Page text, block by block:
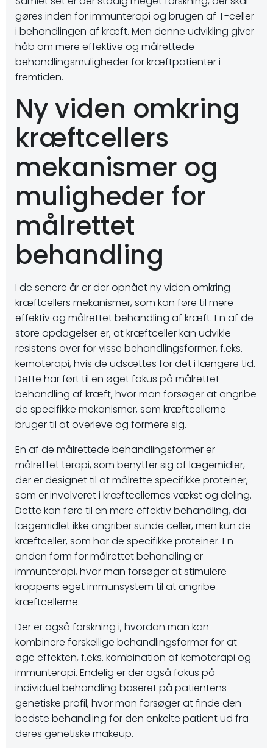
gøres inden for immunterapi og brugen af T-celler
i behandlingen af kræft. Men denne udvikling giver
håb om mere effektive og målrettede
behandlingsmuligheder for kræftpatienter i
fremtiden.
Ny viden omkring
kræftcellers
mekanismer og
muligheder for
målrettet
behandling
I de senere år er der opnået ny viden omkring
kræftcellers mekanismer, som kan føre til mere
effektiv og målrettet behandling af kræft. En af de
store opdagelser er, at kræftceller kan udvikle
resistens over for visse behandlingsformer, f.eks.
kemoterapi, hvis de udsættes for det i længere tid.
Dette har ført til en øget fokus på målrettet
behandling af kræft, hvor man forsøger at angribe
de specifikke mekanismer, som kræftcellerne
bruger til at overleve og formere sig.
En af de målrettede behandlingsformer er
målrettet terapi, som benytter sig af lægemidler,
der er designet til at målrette specifikke proteiner,
som er involveret i kræftcellernes vækst og deling.
Dette kan føre til en mere effektiv behandling, da
lægemidlet ikke angriber sunde celler, men kun de
kræftceller, som har de specifikke proteiner. En
anden form for målrettet behandling er
immunterapi, hvor man forsøger at stimulere
kroppens eget immunsystem til at angribe
kræftcellerne.
Der er også forskning i, hvordan man kan
kombinere forskellige behandlingsformer for at
øge effekten, f.eks. kombination af kemoterapi og
immunterapi. Endelig er der også fokus på
individuel behandling baseret på patientens
genetiske profil, hvor man forsøger at finde den
bedste behandling for den enkelte patient ud fra
deres genetiske makeup.